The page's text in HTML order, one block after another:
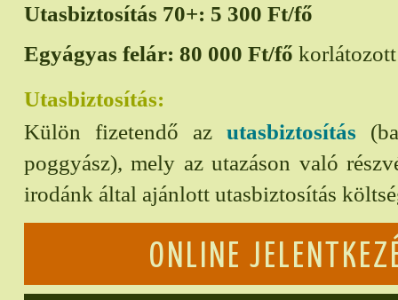
Utasbiztosítás 70+: 5 300 Ft/fő
Egyágyas felár: 80 000 Ft/fő
Utasbiztosítás:
Külön fizetendő az utasbiztosítás
poggyász), mely az utazáson való
irodánk által ajánlott utasbiztosítás
ONLINE